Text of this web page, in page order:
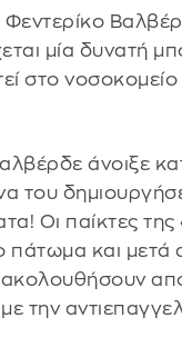
Φεντερίκο
μία δυνατή
στο
άνοιξε
του
Οι παίκτες
πάτωμα και μετά
την